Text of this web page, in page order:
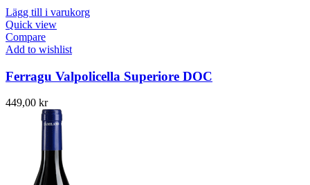
Lägg till i varukorg
Quick view
Compare
Add to wishlist
Ferragu Valpolicella Superiore DOC
449,00 kr